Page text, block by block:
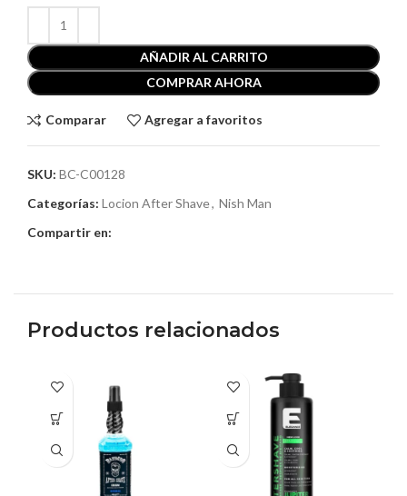
AÑADIR AL CARRITO
COMPRAR AHORA
Comparar Agregar a favoritos
SKU: BC-C00128
Categorías: Locion After Shave, Nish Man
Compartir en:
Productos relacionados